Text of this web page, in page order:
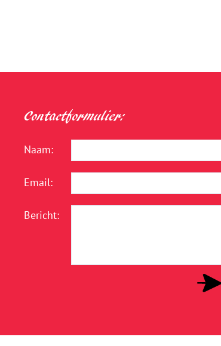
Contactformulier:
Naam:
Email:
Bericht: